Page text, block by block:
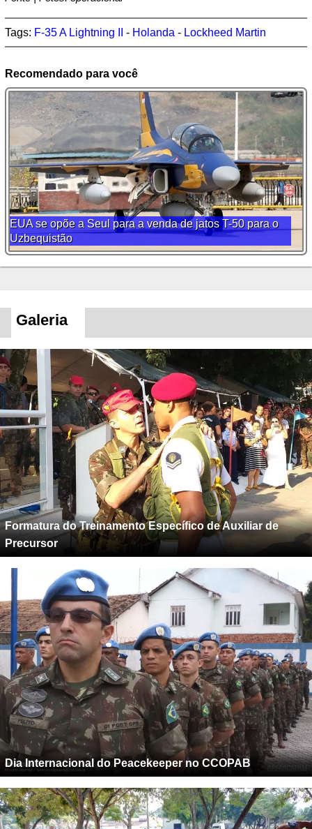
Tags: F-35 A Lightning II - Holanda - Lockheed Martin
Recomendado para você
EUA se opõe a Seul para a venda de jatos T-50 para o
Uzbequistão
Galeria
Formatura do Treinamento Específico de Auxiliar de
Precursor
Dia Internacional do Peacekeeper no CCOPAB